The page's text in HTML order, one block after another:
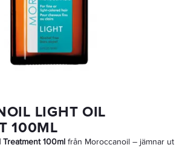
179 kr 152,15 kr
LÄGG I VARUKORGEN
LIGHT OIL
100ML
100ml från Moroccanoil – jämnar ut